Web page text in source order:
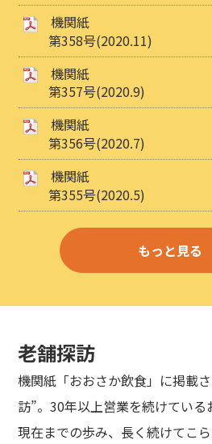
機関紙
第358号(2020.11)
機関紙
第357号(2020.9)
機関紙
第356号(2020.7)
機関紙
第355号(2020.5)
もっと見る
老舗探訪
機関紙「おおさか飲食」に掲載
訪”。30年以上営業を続けてい
現在までの歩み、長く続けてこ